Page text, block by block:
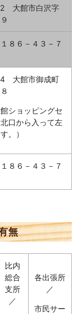
大館市白沢字
８６－４３－７
大館市御成町
館ショッピングセ
口から入って左
。）
８６－４３－７
無
比内
総合
支所
／
各出張所
／
市民サー